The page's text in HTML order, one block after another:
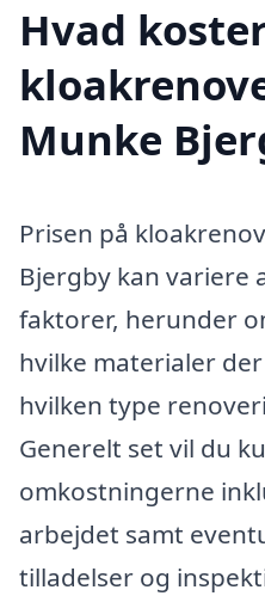
Hvad
Munke
Prisen på
Bjergby kan
faktorer, herunder
hvilke materialer
hvilken type
Generelt set vil du
omkostningerne
arbejdet samt
tilladelser og